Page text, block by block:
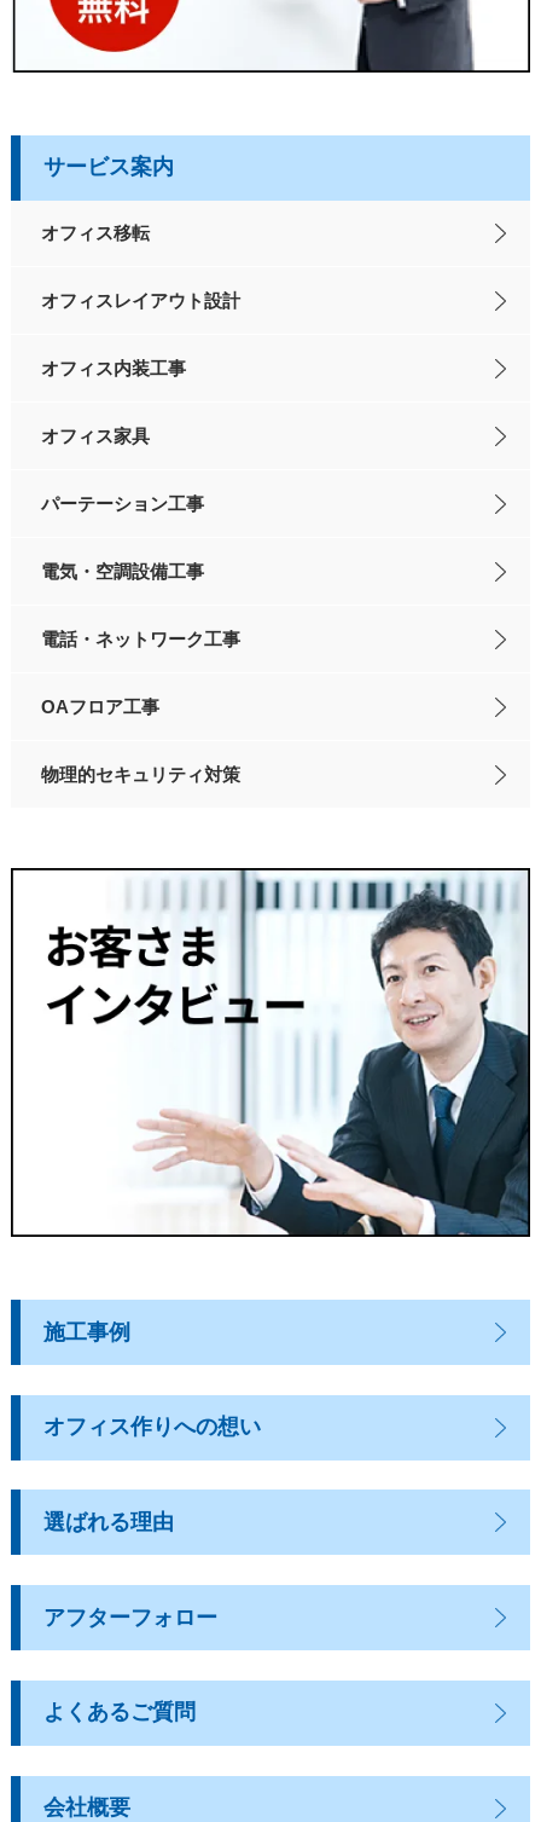
サービス案内
オフィス移転
オフィスレイアウト設計
オフィス内装工事
オフィス家具
パーテーション工事
電気・空調設備工事
電話・ネットワーク工事
OAフロア工事
物理的セキュリティ対策
施工事例
オフィス作りへの想い
選ばれる理由
アフターフォロー
よくあるご質問
会社概要